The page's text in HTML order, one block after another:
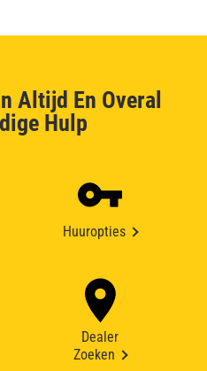
Altijd En Overal
Hulp
Huuropties
Dealer
Zoeken